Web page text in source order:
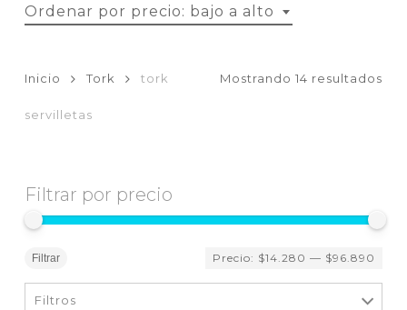
Ordenar por precio: bajo a alto
Mostrando 14 resultados
Inicio Tork tork
servilletas
Filtrar por precio
Filtrar Precio: $14.280 — $96.890
Filtros